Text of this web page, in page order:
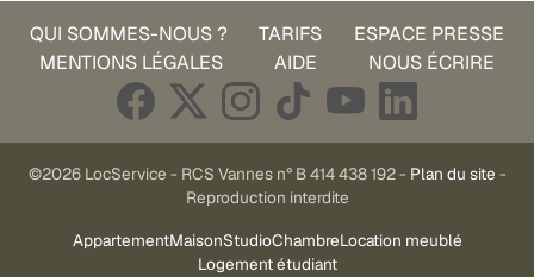
QUI SOMMES-NOUS ? TARIFS
ESPACE PRESSE
MENTIONS LÉGALES
AIDE NOUS ÉCRIRE
©2026 LocService - RCS Vannes n° B 414 438 192 - Plan du site -
Reproduction interdite
AppartementMaisonStudioChambreLocation meublé
Logement étudiant